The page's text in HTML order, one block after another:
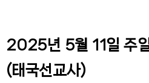
2025년 5월 11일 주
(태국선교사)